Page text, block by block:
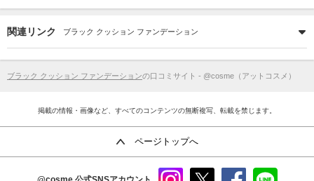
関連リンク ブラック クッション ファンデーション
ブラック クッション ファンデーションの口コミサイト - @cosme（アットコスメ）
掲載の情報・画像など、すべてのコンテンツの無断複写、転載を禁じます。
ページトップへ